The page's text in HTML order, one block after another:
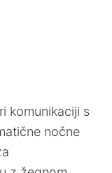
komunikaciji s
nočne